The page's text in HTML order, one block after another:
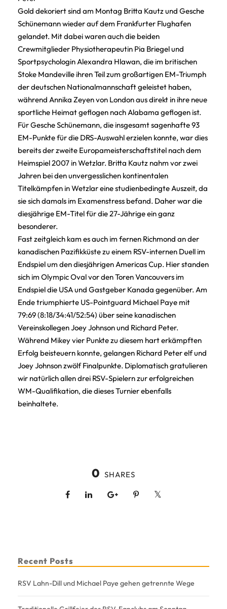
Gold dekoriert sind am Montag Britta Kautz und Gesche
Schünemann wieder auf dem Frankfurter Flughafen
gelandet. Mit dabei waren auch die beiden
Crewmitglieder Physiotherapeutin Pia Briegel und
Sportpsychologin Alexandra Hlawan, die im britischen
Stoke Mandeville ihren Teil zum großartigen EM-Triumph
der deutschen Nationalmannschaft geleistet haben,
während Annika Zeyen von London aus direkt in ihre neue
sportliche Heimat geflogen nach Alabama geflogen ist.
Für Gesche Schünemann, die insgesamt sagenhafte 93
EM-Punkte für die DRS-Auswahl erzielen konnte, war dies
bereits der zweite Europameisterschaftstitel nach dem
Heimspiel 2007 in Wetzlar. Britta Kautz nahm vor zwei
Jahren bei den unvergesslichen kontinentalen
Titelkämpfen in Wetzlar eine studienbedingte Auszeit, da
sie sich damals im Examenstress befand. Daher war die
diesjährige EM-Titel für die 27-Jährige ein ganz
besonderer.
Fast zeitgleich kam es auch im fernen Richmond an der
kanadischen Pazifikküste zu einem RSV-internen Duell im
Endspiel um den diesjährigen Americas Cup. Hier standen
sich im Olympic Oval vor den Toren Vancouvers im
Endspiel die USA und Gastgeber Kanada gegenüber. Am
Ende triumphierte US-Pointguard Michael Paye mit
79:69 (8:18/34:41/52:54) über seine kanadischen
Vereinskollegen Joey Johnson und Richard Peter.
Während Mikey vier Punkte zu diesem hart erkämpften
Erfolg beisteuern konnte, gelangen Richard Peter elf und
Joey Johnson zwölf Finalpunkte. Diplomatisch gratulieren
wir natürlich allen drei RSV-Spielern zur erfolgreichen
WM-Qualifikation, die dieses Turnier ebenfalls
beinhaltete.
0 SHARES
Recent Posts
RSV Lahn-Dill und Michael Paye gehen getrennte Wege